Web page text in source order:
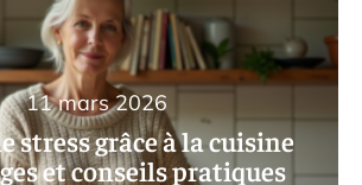
stress grâce à la cuisine
et conseils pratiques
11 mars 2026